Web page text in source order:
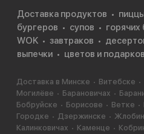
Доставка продуктов
бургеров
супов
WOK
завтраков
выпечки
цветов и подарков
Доставка в Минске Витебске
Могилёве
Барановичах
Бобруйске
Борисове Ветке
Городке
Дзержинске
Калинковичах
Каменце